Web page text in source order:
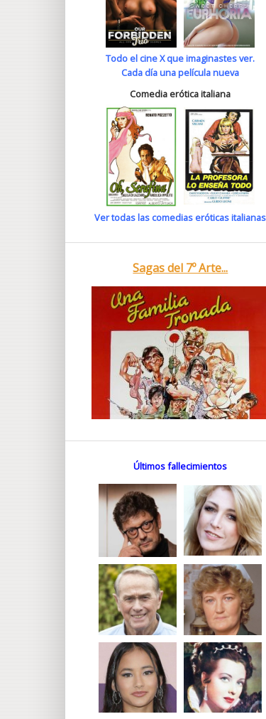
Todo el cine X que imaginastes ver.
Cada día una película nueva
Comedia erótica italiana
Ver todas las comedias eróticas italianas
Sagas del 7º Arte...
Últimos fallecimientos